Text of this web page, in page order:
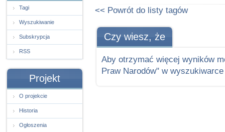
Tagi
Wyszukiwanie
Subskrypcja
RSS
Projekt
O projekcie
Historia
Ogłoszenia
<< Powrót do listy tagów
Czy wiesz, że
Aby otrzymać więcej wyników
Praw Narodów" w